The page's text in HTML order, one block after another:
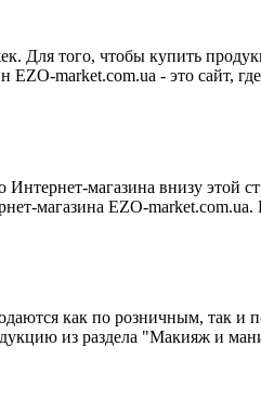
Для того, чтобы купить
market.com.ua - это сайт,
магазина внизу этой
магазина EZO-
как по розничным, так и
из раздела "Макияж и